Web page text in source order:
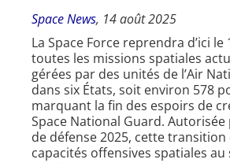
Space News, 14 août 2025
La Space Force reprendra d’ici
toutes les missions spatiales
gérées par des unités de l’Air
dans six États, soit environ 578
marquant la fin des espoirs de
Space National Guard.
de défense 2025, cette transition
capacités offensives spatiales au